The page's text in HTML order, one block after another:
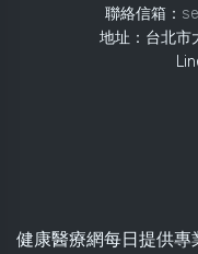
聯絡信箱：
地址：台北市
健康醫療網每日提供